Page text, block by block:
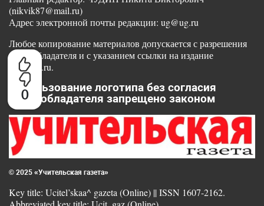
0
(nikvik87@mail.ru)
Адрес электронной почты редакции: ug@ug.ru
Любое копирование материалов допускается с разрешения
правообладателя и с указанием ссылки на издание
www.ug.ru.
Использование логотипа без согласия
правообладателя запрещено законом
© 2025 «Учительская газета»
Key title: Ucitel’skaa^ gazeta (Online) || ISSN 1607-2162.